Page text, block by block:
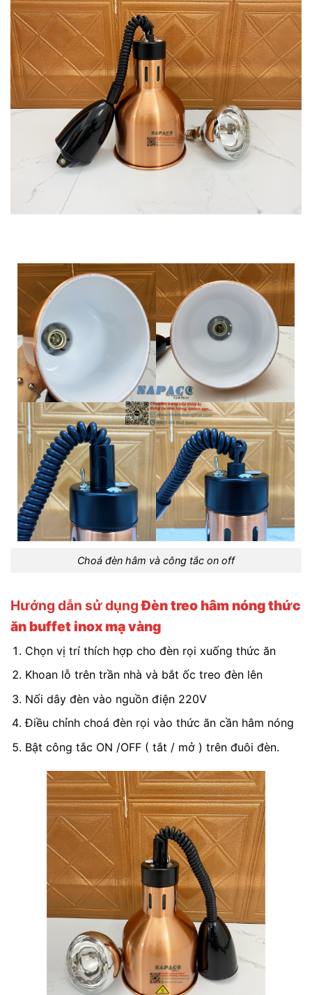
Choá đèn hâm và công tắc on off
Hướng dẫn sử dụngĐèn treo hâm nóng thức
ăn buffet inox mạ vàng
Chọn vị trí thích hợp cho đèn rọi xuống thức ăn
Khoan lỗ trên trần nhà và bắt ốc treo đèn lên
Nối dây đèn vào nguồn điện 220V
Điều chỉnh choá đèn rọi vào thức ăn cần hâm nóng
Bật công tắc ON /OFF ( tắt / mở ) trên đuôi đèn.